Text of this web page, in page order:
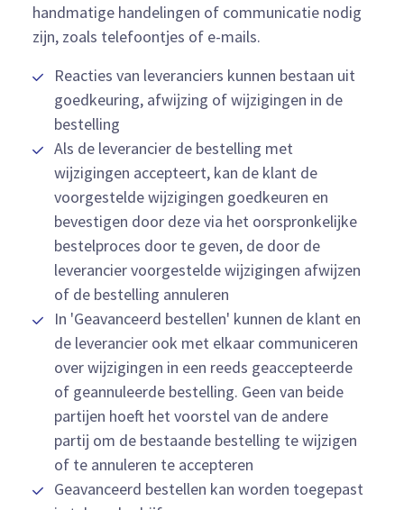
handmatige handelingen of communicatie nodig
zijn, zoals telefoontjes of e-mails.
Reacties van leveranciers kunnen bestaan uit
goedkeuring, afwijzing of wijzigingen in de
bestelling
Als de leverancier de bestelling met
wijzigingen accepteert, kan de klant de
voorgestelde wijzigingen goedkeuren en
bevestigen door deze via het oorspronkelijke
bestelproces door te geven, de door de
leverancier voorgestelde wijzigingen afwijzen
of de bestelling annuleren
In 'Geavanceerd bestellen' kunnen de klant en
de leverancier ook met elkaar communiceren
over wijzigingen in een reeds geaccepteerde
of geannuleerde bestelling. Geen van beide
partijen hoeft het voorstel van de andere
partij om de bestaande bestelling te wijzigen
of te annuleren te accepteren
Geavanceerd bestellen kan worden toegepast